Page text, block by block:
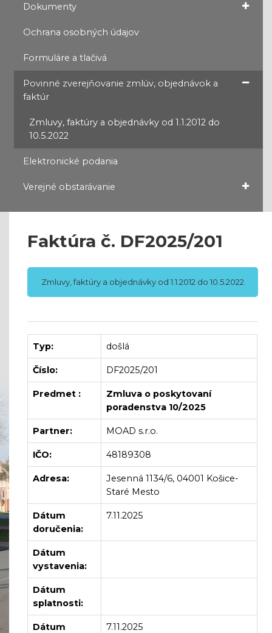
Dokumenty
Ochrana osobných údajov
Formuláre a tlačivá
Povinné zverejňovanie zmlúv, objednávok a
faktúr
Zmluvy, faktúry a objednávky od 1.1.2012 do
10.5.2022
Elektronické podania
Verejné obstarávanie
Faktúra č. DF2025/201
Zmluvy, faktúry a objednávky od 1.1.2012 do 10.5.2022
Typ: došlá
Číslo: DF2025/201
Predmet :
Zmluva o poskytovaní
poradenstva 10/2025
Partner: MOAD s.r.o.
IČO: 48189308
Adresa:
Jesenná 1134/6, 04001 Košice-
Staré Mesto
Dátum
doručenia:
7.11.2025
Dátum
vystavenia:
Dátum
splatnosti:
Dátum
7.11.2025